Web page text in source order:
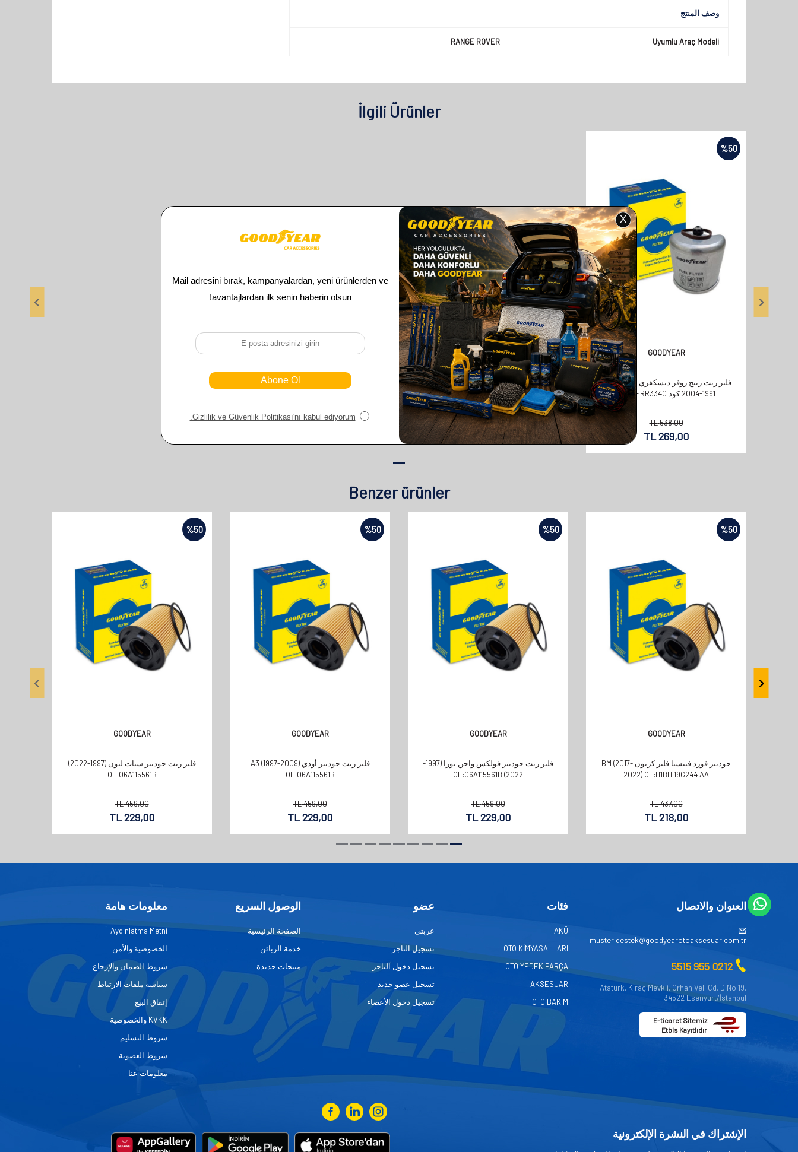
وصف المنتج
Uyumlu Araç Modeli
RANGE ROVER
İlgili Ürünler
%50
GOODYEAR
فلتر زيت رينج روفر ديسكفري متوافق بين
1991-2004 كود OEM: ERR3340
538,00
TL
269,00
TL
Benzer ürünler
%50
GOODYEAR
جوديير فورد فييستا فلتر كربون BM (2017-
2022) OE:H1BH 19G244 AA
437,00
TL
218,00
TL
%50
GOODYEAR
فلتر زيت جوديير فولكس واجن بورا (1997-
2022) OE:06A115561B
459,00
TL
229,00
TL
%50
GOODYEAR
فلتر زيت جوديير أودي A3 (1997-2009)
OE:06A115561B
459,00
TL
229,00
TL
%50
GOODYEAR
فلتر زيت جوديير سيات ليون (1997-2022)
OE:06A115561B
459,00
TL
229,00
TL
العنوان والاتصال
musteridestek@goodyearotoaksesuar.com.tr
0212 955 5515
Atatürk, Kıraç Mevkii, Orhan Veli Cd. D:No:19,
34522 Esenyurt/İstanbul
E-ticaret Sitemiz
Etbis Kayıtlıdır
فئات
AKÜ
OTO KİMYASALLARI
OTO YEDEK PARÇA
AKSESUAR
OTO BAKIM
عضو
عربتي
تسجيل التاجر
تسجيل دخول التاجر
تسجيل عضو جديد
تسجيل دخول الأعضاء
الوصول السريع
الصفحة الرئيسية
خدمة الزبائن
منتجات جديدة
معلومات هامة
Aydınlatma Metni
الخصوصية والأمن
شروط الضمان والإرجاع
سياسة ملفات الارتباط
إتفاق البيع
KVKK والخصوصية
شروط التسليم
شروط العضوية
معلومات عنا
الإشتراك في النشرة الإلكترونية